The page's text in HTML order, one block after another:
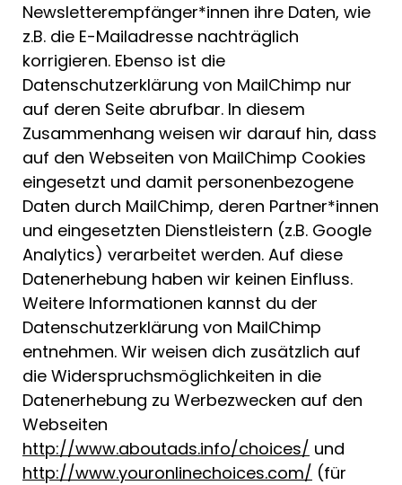
Newsletterempfänger*innen ihre Daten, wie
z.B. die E-Mailadresse nachträglich
korrigieren. Ebenso ist die
Datenschutzerklärung von MailChimp nur
auf deren Seite abrufbar. In diesem
Zusammenhang weisen wir darauf hin, dass
auf den Webseiten von MailChimp Cookies
eingesetzt und damit personenbezogene
Daten durch MailChimp, deren Partner*innen
und eingesetzten Dienstleistern (z.B. Google
Analytics) verarbeitet werden. Auf diese
Datenerhebung haben wir keinen Einfluss.
Weitere Informationen kannst du der
Datenschutzerklärung von MailChimp
entnehmen. Wir weisen dich zusätzlich auf
die Widerspruchsmöglichkeiten in die
Datenerhebung zu Werbezwecken auf den
Webseiten
http://www.aboutads.info/choices/ und
http://www.youronlinechoices.com/ (für